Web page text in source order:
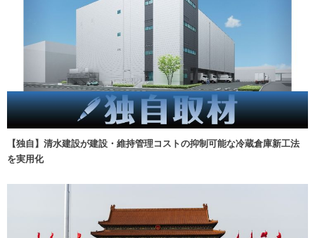
【独自】清水建設が建設・維持管理コストの抑制可能な冷蔵倉庫新工法
を実用化